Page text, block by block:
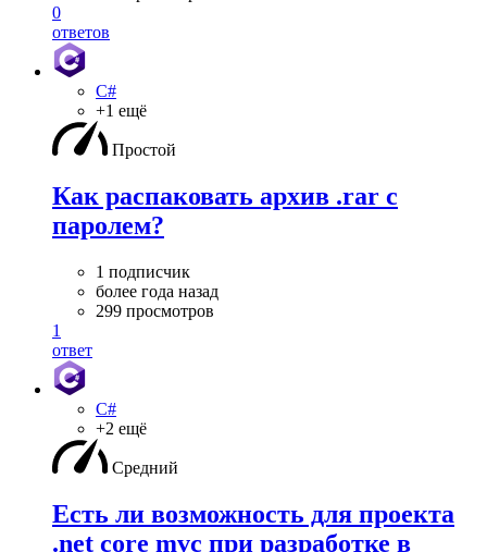
0
ответов
C#
+1 ещё
Простой
Как распаковать архив .rar с
паролем?
1 подписчик
более года назад
299 просмотров
1
ответ
C#
+2 ещё
Средний
Есть ли возможность для проекта
.net core mvc при разработке в